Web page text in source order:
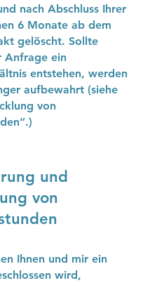
nach Abschluss Ihrer
6 Monate ab dem
gelöscht. Sollte
Anfrage ein
entstehen, werden
aufbewahrt (siehe
von
und
von
Ihnen und mir ein
wird,